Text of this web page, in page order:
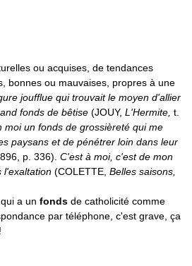
ou acquises, de tendances
bonnes ou mauvaises, propres à une
joufflue qui trouvait le moyen d'allier
fonds de bêtise (JOUY, L'Hermite, t.
moi un fonds de grossièreté qui me
paysans et de pénétrer loin dans leur
p. 336). C'est à moi, c'est de mon
l'exaltation (COLETTE, Belles saisons,
a un fonds de catholicité comme
par téléphone, c'est grave, ça